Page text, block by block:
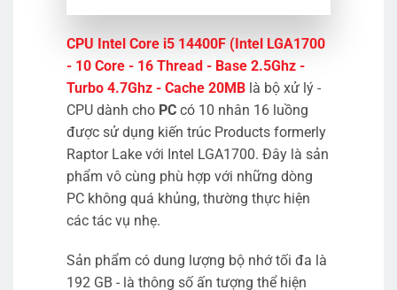
CPU Intel Core i5 14400F (Intel LGA1700
- 10 Core - 16 Thread - Base 2.5Ghz -
Turbo 4.7Ghz - Cache 20MB là bộ xử lý -
CPU dành choPCcó 10 nhân 16 luồng
được sử dụng kiến ​​trúc Products formerly
Raptor Lake với Intel LGA1700. Đây là sản
phẩm vô cùng phù hợp với những dòng
PC không quá khủng, thường thực hiện
các tác vụ nhẹ.
Sản phẩm có dung lượng bộ nhớ tối đa là
192 GB - là thông số ấn tượng thể hiện